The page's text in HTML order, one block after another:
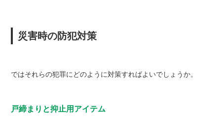
災害時の防犯対策
ではそれらの犯罪にどのように対策すればよいでしょうか。
戸締まりと抑止用アイテム